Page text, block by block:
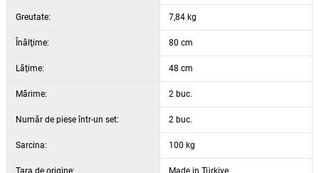
Greutate: 7,84 kg
Înălţime: 80 cm
Lăţime: 48 cm
Mărime: 2 buc.
Număr de piese într-un set: 2 buc.
Sarcina: 100 kg
Țara de origine: Made in Türkiye